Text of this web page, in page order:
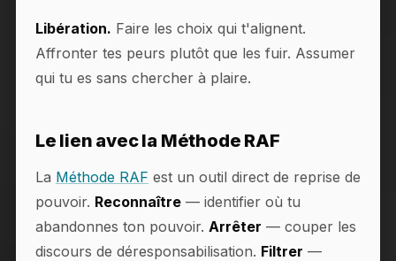
Libération. Faire les choix qui t'alignent.
Affronter tes peurs plutôt que les fuir. Assumer
qui tu es sans chercher à plaire.
Le lien avec la Méthode RAF
La Méthode RAF est un outil direct de reprise de
pouvoir. Reconnaître— identifier où tu
abandonnes ton pouvoir. Arrêter — couper les
discours de déresponsabilisation. Filtrer —